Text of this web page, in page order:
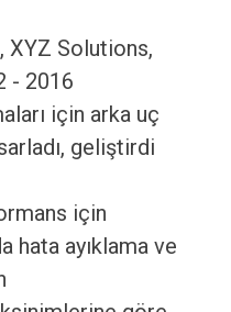
XYZ Solutions,
- 2016
için arka uç
geliştirdi
için
hata ayıklama ve